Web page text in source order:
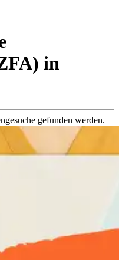
in
gefunden werden.